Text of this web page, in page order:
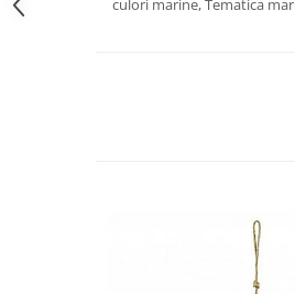
culori marine, Tematica